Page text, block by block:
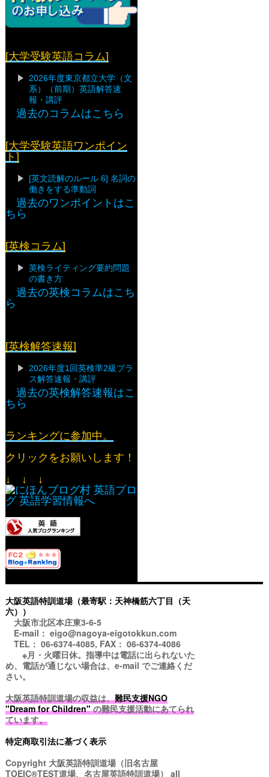
[大学受験英語コラム]
2026年度東京都立大学（文
系）（前期）英語解答速
報・講評
過去のコラムはこちら
[大学受験英語ワンポイン
ト]
[英文読解のルール 6] 名詞の
働きをする準動詞
過去のワンポイントはこ
ちら
[英検コラム]
英検ライティング要約問題
の書き方
過去の英検コラムはこち
ら
[英検解答速報]
2026年度1回英検準2級プラ
ス解答速報・講評
過去の英検解答速報はこ
ちら
ランキングに参加中。
クリックをお願いします！
↓ ↓ ↓
大阪英語特訓道場（最寄駅：天神橋筋六丁目（天
六））
大阪市北区本庄東3-6-5
E-mail： eigo@nagoya-eigotokkun.com
TEL： 06-6374-4085, FAX： 06-6374-4086
※月・火曜日休。指導中は電話に出られないた
め、電話が通じない場合は、e-mail でご連絡くだ
さい。
大阪英語特訓道場の収益は、難民支援NGO
"Dream for Children"の難民支援活動にあてられ
ています。
特定商取引法に基づく表示
Copyright 大阪英語特訓道場（旧名古屋
TOEIC®TEST道場、名古屋英語特訓道場） all